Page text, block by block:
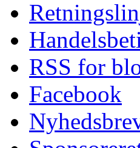
RSS for
Facebook